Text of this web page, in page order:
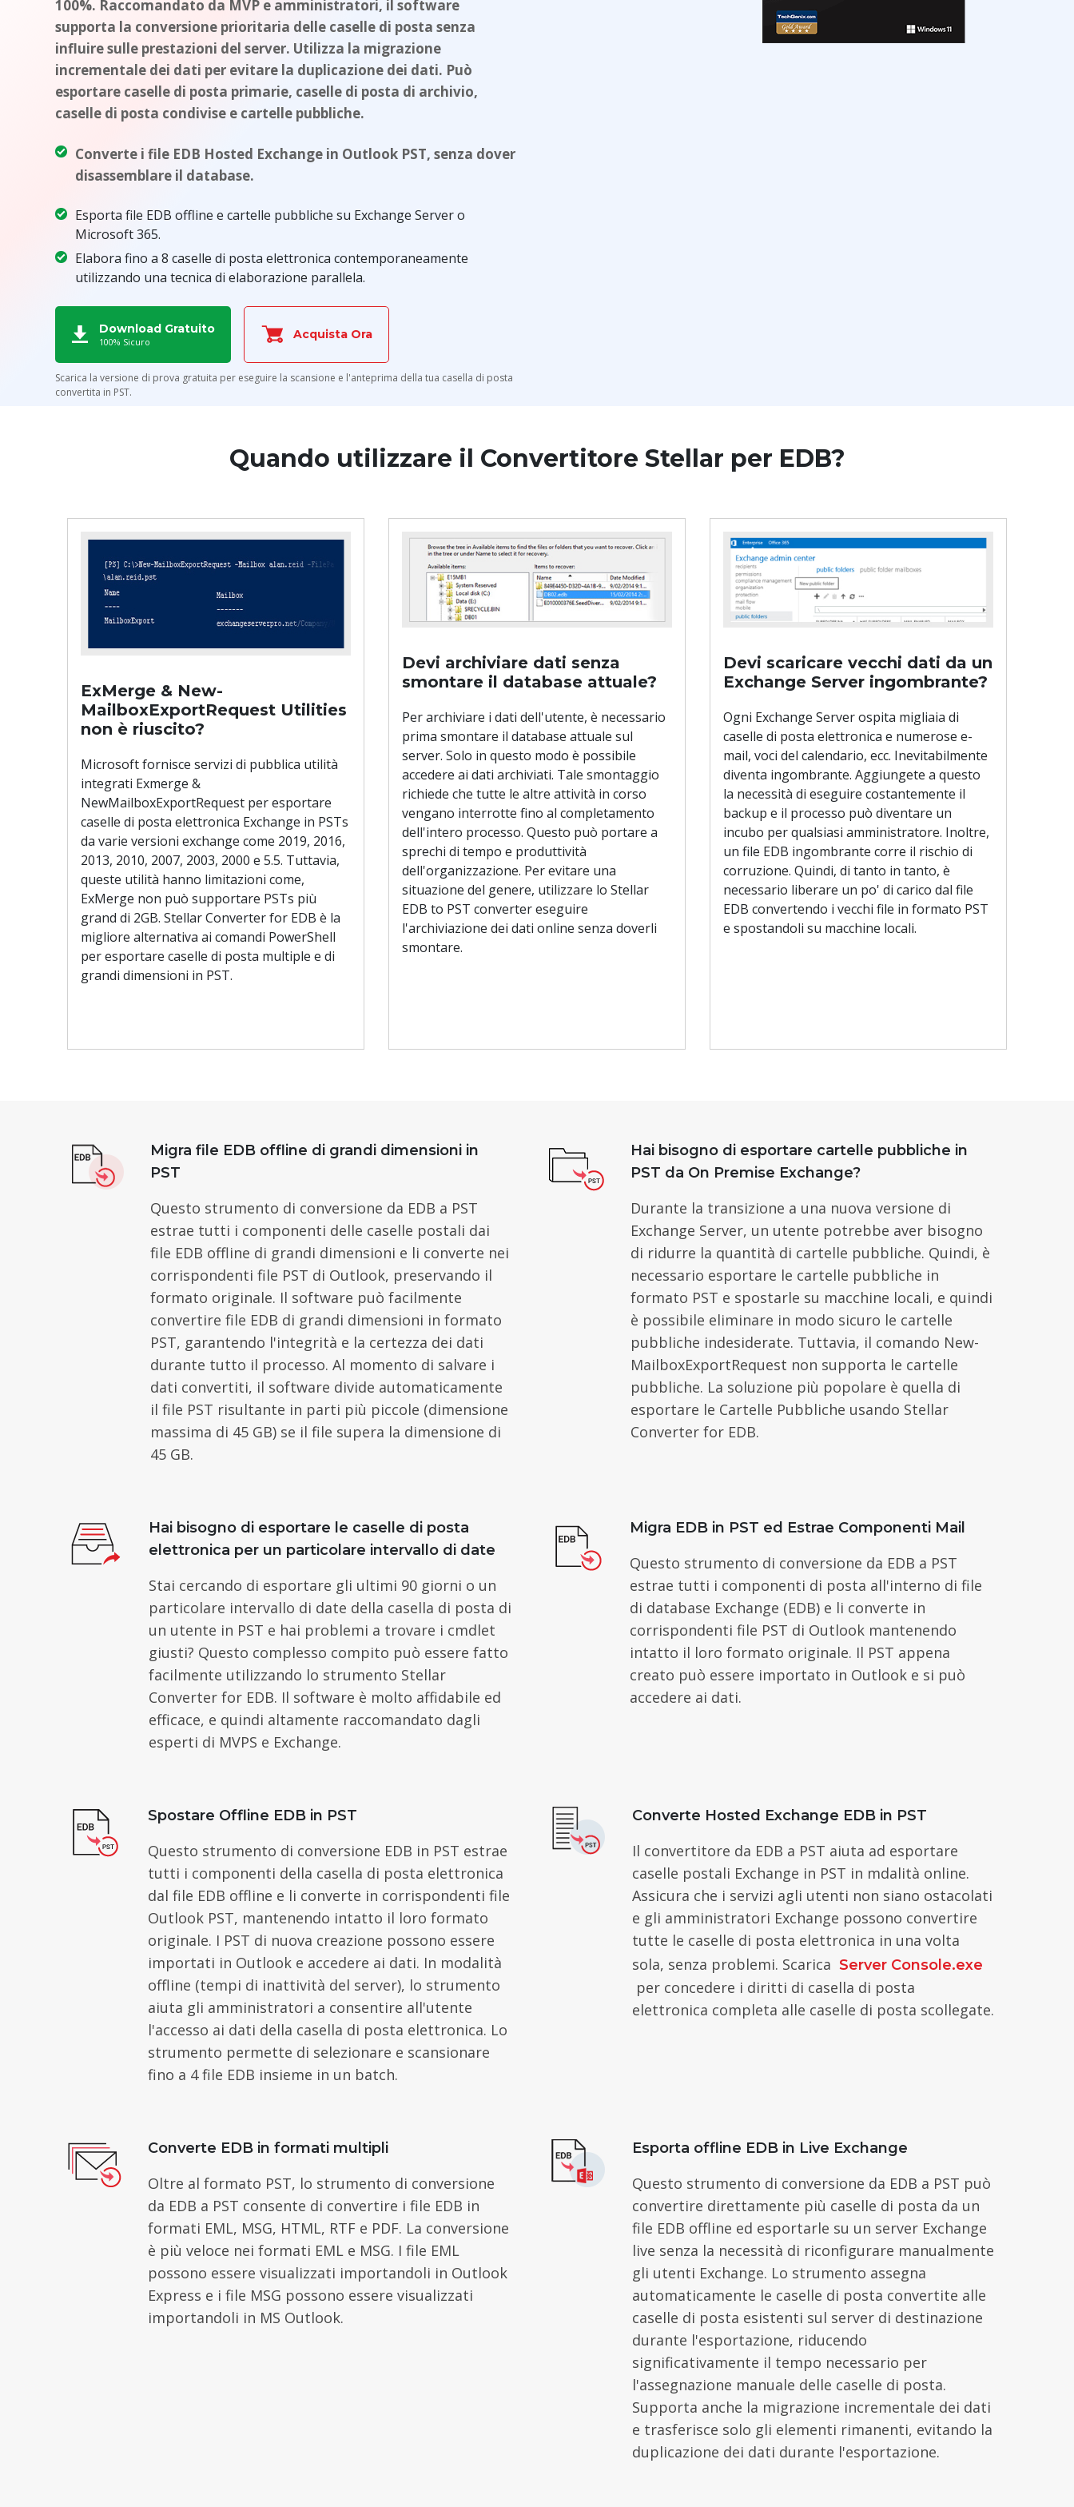
100%. Raccomandato da MVP e amministratori, il software
supporta la conversione prioritaria delle caselle di posta senza
influire sulle prestazioni del server. Utilizza la migrazione
incrementale dei dati per evitare la duplicazione dei dati. Può
esportare caselle di posta primarie, caselle di posta di archivio,
caselle di posta condivise e cartelle pubbliche.
Converte i file EDB Hosted Exchange in Outlook PST, senza dover
disassemblare il database.
Esporta file EDB offline e cartelle pubbliche su Exchange Server o
Microsoft 365.
Elabora fino a 8 caselle di posta elettronica contemporaneamente
utilizzando una tecnica di elaborazione parallela.
Download Gratuito
100% Sicuro Acquista Ora
Scarica la versione di prova gratuita per eseguire la scansione e l'anteprima della tua casella di posta
convertita in PST.
Quando utilizzare il Convertitore Stellar per EDB?
ExMerge & New-
MailboxExportRequest Utilities
non è riuscito?
Microsoft fornisce servizi di pubblica utilità
integrati Exmerge &
NewMailboxExportRequest per esportare
caselle di posta elettronica Exchange in PSTs
da varie versioni exchange come 2019, 2016,
2013, 2010, 2007, 2003, 2000 e 5.5. Tuttavia,
queste utilità hanno limitazioni come,
ExMerge non può supportare PSTs più
grand di 2GB. Stellar Converter for EDB è la
migliore alternativa ai comandi PowerShell
per esportare caselle di posta multiple e di
grandi dimensioni in PST.
Devi archiviare dati senza
smontare il database attuale?
Per archiviare i dati dell'utente, è necessario
prima smontare il database attuale sul
server. Solo in questo modo è possibile
accedere ai dati archiviati. Tale smontaggio
richiede che tutte le altre attività in corso
vengano interrotte fino al completamento
dell'intero processo. Questo può portare a
sprechi di tempo e produttività
dell'organizzazione. Per evitare una
situazione del genere, utilizzare lo Stellar
EDB to PST converter eseguire
l'archiviazione dei dati online senza doverli
smontare.
Devi scaricare vecchi dati da un
Exchange Server ingombrante?
Ogni Exchange Server ospita migliaia di
caselle di posta elettronica e numerose e-
mail, voci del calendario, ecc. Inevitabilmente
diventa ingombrante. Aggiungete a questo
la necessità di eseguire costantemente il
backup e il processo può diventare un
incubo per qualsiasi amministratore. Inoltre,
un file EDB ingombrante corre il rischio di
corruzione. Quindi, di tanto in tanto, è
necessario liberare un po' di carico dal file
EDB convertendo i vecchi file in formato PST
e spostandoli su macchine locali.
Migra file EDB offline di grandi dimensioni in
PST
Questo strumento di conversione da EDB a PST
estrae tutti i componenti delle caselle postali dai
file EDB offline di grandi dimensioni e li converte nei
corrispondenti file PST di Outlook, preservando il
formato originale. Il software può facilmente
convertire file EDB di grandi dimensioni in formato
PST, garantendo l'integrità e la certezza dei dati
durante tutto il processo. Al momento di salvare i
dati convertiti, il software divide automaticamente
il file PST risultante in parti più piccole (dimensione
massima di 45 GB) se il file supera la dimensione di
45 GB.
Hai bisogno di esportare cartelle pubbliche in
PST da On Premise Exchange?
Durante la transizione a una nuova versione di
Exchange Server, un utente potrebbe aver bisogno
di ridurre la quantità di cartelle pubbliche. Quindi, è
necessario esportare le cartelle pubbliche in
formato PST e spostarle su macchine locali, e quindi
è possibile eliminare in modo sicuro le cartelle
pubbliche indesiderate. Tuttavia, il comando New-
MailboxExportRequest non supporta le cartelle
pubbliche. La soluzione più popolare è quella di
esportare le Cartelle Pubbliche usando Stellar
Converter for EDB.
Hai bisogno di esportare le caselle di posta
elettronica per un particolare intervallo di date
Stai cercando di esportare gli ultimi 90 giorni o un
particolare intervallo di date della casella di posta di
un utente in PST e hai problemi a trovare i cmdlet
giusti? Questo complesso compito può essere fatto
facilmente utilizzando lo strumento Stellar
Converter for EDB. Il software è molto affidabile ed
efficace, e quindi altamente raccomandato dagli
esperti di MVPS e Exchange.
Migra EDB in PST ed Estrae Componenti Mail
Questo strumento di conversione da EDB a PST
estrae tutti i componenti di posta all'interno di file
di database Exchange (EDB) e li converte in
corrispondenti file PST di Outlook mantenendo
intatto il loro formato originale. Il PST appena
creato può essere importato in Outlook e si può
accedere ai dati.
Spostare Offline EDB in PST
Questo strumento di conversione EDB in PST estrae
tutti i componenti della casella di posta elettronica
dal file EDB offline e li converte in corrispondenti file
Outlook PST, mantenendo intatto il loro formato
originale. I PST di nuova creazione possono essere
importati in Outlook e accedere ai dati. In modalità
offline (tempi di inattività del server), lo strumento
aiuta gli amministratori a consentire all'utente
l'accesso ai dati della casella di posta elettronica. Lo
strumento permette di selezionare e scansionare
fino a 4 file EDB insieme in un batch.
Converte Hosted Exchange EDB in PST
Il convertitore da EDB a PST aiuta ad esportare
caselle postali Exchange in PST in mdalità online.
Assicura che i servizi agli utenti non siano ostacolati
e gli amministratori Exchange possono convertire
tutte le caselle di posta elettronica in una volta
sola, senza problemi. Scarica Server Console.exe
per concedere i diritti di casella di posta
elettronica completa alle caselle di posta scollegate.
Converte EDB in formati multipli
Oltre al formato PST, lo strumento di conversione
da EDB a PST consente di convertire i file EDB in
formati EML, MSG, HTML, RTF e PDF. La conversione
è più veloce nei formati EML e MSG. I file EML
possono essere visualizzati importandoli in Outlook
Express e i file MSG possono essere visualizzati
importandoli in MS Outlook.
Esporta offline EDB in Live Exchange
Questo strumento di conversione da EDB a PST può
convertire direttamente più caselle di posta da un
file EDB offline ed esportarle su un server Exchange
live senza la necessità di riconfigurare manualmente
gli utenti Exchange. Lo strumento assegna
automaticamente le caselle di posta convertite alle
caselle di posta esistenti sul server di destinazione
durante l'esportazione, riducendo
significativamente il tempo necessario per
l'assegnazione manuale delle caselle di posta.
Supporta anche la migrazione incrementale dei dati
e trasferisce solo gli elementi rimanenti, evitando la
duplicazione dei dati durante l'esportazione.